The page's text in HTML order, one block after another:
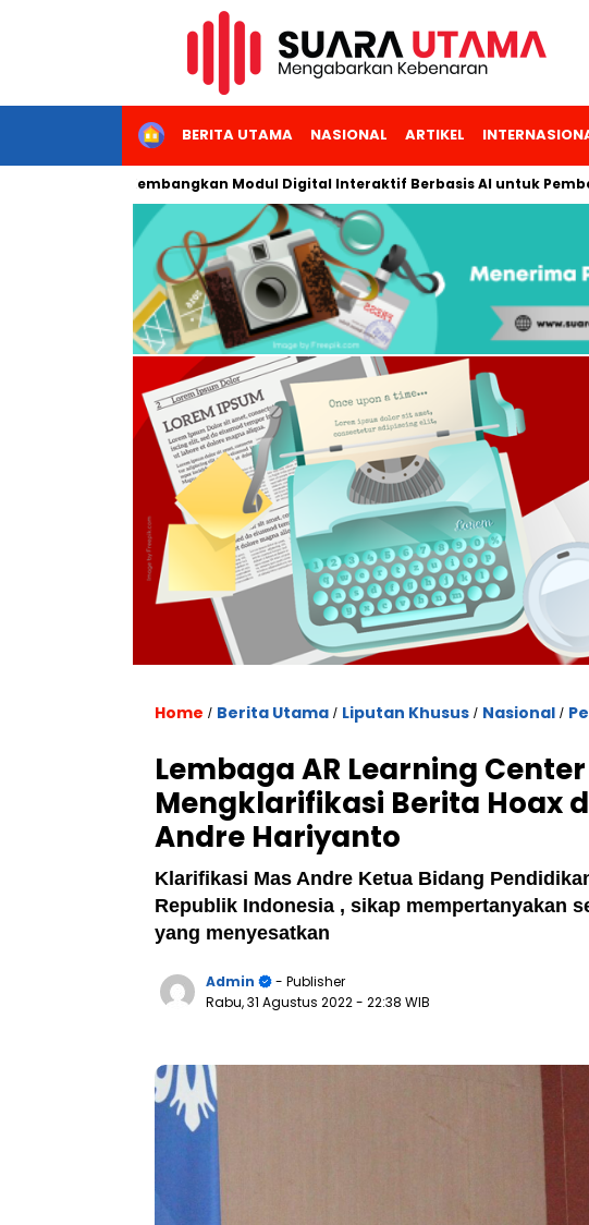
HOMEBERITA UTAMA NASIONAL ARTIKEL
Kembangkan Modul Digital Interaktif Berbasis AI untuk Pembelajaran
Home / Berita Utama / Liputan Khusus / Nasional /
Lembaga AR Learning Center
Mengklarifikasi Berita Hoax
Andre Hariyanto
Klarifikasi Mas Andre Ketua Bidang
Republik Indonesia , sikap mempertanyakan
yang menyesatkan
Admin
- Publisher
Rabu, 31 Agustus 2022- 22:38 WIB